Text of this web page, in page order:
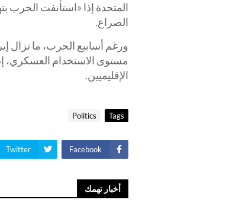
المتحدة إذا «استأنفت الحرب
الصراع.
ورغم أسابيع الحرب، ما تزال
مستوى الاستخدام العسكري،
الإقليميين.
Tags
Politics
Facebook
Twitter
أخبار تهمك